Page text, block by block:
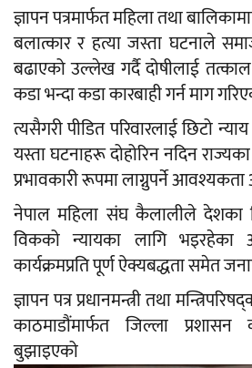
ज्ञापन पत्रमार्फत महिला तथा
बलात्कार र हत्या जस्ता घटनाले
बढाएको उल्लेख गर्दै दोषीलाई
कडा भन्दा कडा कारबाही गर्न माग
त्यसैगरी पीडित परिवारलाई छिटो
यस्ता घटनाहरू दोहोरिन नदिन
प्रभावकारी रूपमा लाग्नुपर्ने
नेपाल महिला संघ कैलालीले देशका
विकको न्यायका लागि भइरहेका
कार्यक्रमप्रति पूर्ण ऐक्यबद्धता समेत
ज्ञापन पत्र प्रधानमन्त्री तथा
काठमाडौंमार्फत जिल्ला प्रशासन